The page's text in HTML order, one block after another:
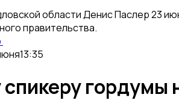
области Денис Паслер 23
правительства.
13:35
гордумы